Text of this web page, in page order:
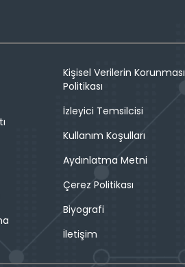
Kişisel Verilerin Korunması
Politikası
İzleyici Temsilcisi
Kullanım Koşulları
Aydınlatma Metni
Çerez Politikası
Biyografi
İletişim